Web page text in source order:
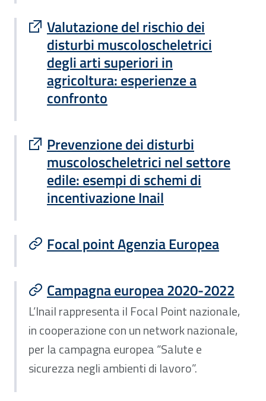
Valutazione del rischio dei
disturbi muscoloscheletrici
degli arti superiori in
agricoltura: esperienze a
confronto
Sito esterno : apre una nuova finestra
Prevenzione dei disturbi
muscoloscheletrici nel settore
edile: esempi di schemi di
incentivazione Inail
Sito esterno : apre una nuova finestra
Focal point Agenzia Europea
Campagna europea 2020-2022
L’Inail rappresenta il Focal Point nazionale,
in cooperazione con un network nazionale,
per la campagna europea “Salute e
sicurezza negli ambienti di lavoro”.